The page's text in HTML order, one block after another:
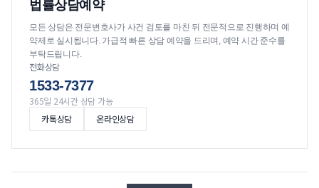
법률상담예약
모든 상담은 전문변호사가 사건 검토를 마친 뒤 전문적으로 진행하며 예
약제로 실시됩니다. 가급적 빠른 상담 예약을 드리며, 예약 시간 준수를
부탁드립니다.
전화상담
1533-7377
365일 24시간 상담 가능
카톡상담
온라인상담